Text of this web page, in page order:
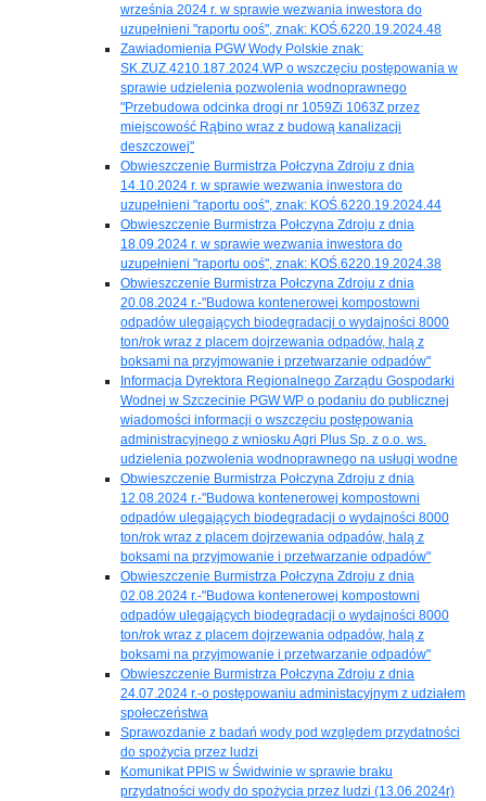
września 2024 r. w sprawie wezwania inwestora do
uzupełnieni "raportu ooś", znak: KOŚ.6220.19.2024.48
Zawiadomienia PGW Wody Polskie znak:
SK.ZUZ.4210.187.2024.WP o wszczęciu postępowania w
sprawie udzielenia pozwolenia wodnoprawnego
"Przebudowa odcinka drogi nr 1059Zi 1063Z przez
miejscowość Rąbino wraz z budową kanalizacji
deszczowej"
Obwieszczenie Burmistrza Połczyna Zdroju z dnia
14.10.2024 r. w sprawie wezwania inwestora do
uzupełnieni "raportu ooś", znak: KOŚ.6220.19.2024.44
Obwieszczenie Burmistrza Połczyna Zdroju z dnia
18.09.2024 r. w sprawie wezwania inwestora do
uzupełnieni "raportu ooś", znak: KOŚ.6220.19.2024.38
Obwieszczenie Burmistrza Połczyna Zdroju z dnia
20.08.2024 r.-"Budowa kontenerowej kompostowni
odpadów ulegających biodegradacji o wydajności 8000
ton/rok wraz z placem dojrzewania odpadów, halą z
boksami na przyjmowanie i przetwarzanie odpadów"
Informacja Dyrektora Regionalnego Zarządu Gospodarki
Wodnej w Szczecinie PGW WP o podaniu do publicznej
wiadomości informacji o wszczęciu postępowania
administracyjnego z wniosku Agri Plus Sp. z o.o. ws.
udzielenia pozwolenia wodnoprawnego na usługi wodne
Obwieszczenie Burmistrza Połczyna Zdroju z dnia
12.08.2024 r.-"Budowa kontenerowej kompostowni
odpadów ulegających biodegradacji o wydajności 8000
ton/rok wraz z placem dojrzewania odpadów, halą z
boksami na przyjmowanie i przetwarzanie odpadów"
Obwieszczenie Burmistrza Połczyna Zdroju z dnia
02.08.2024 r.-"Budowa kontenerowej kompostowni
odpadów ulegających biodegradacji o wydajności 8000
ton/rok wraz z placem dojrzewania odpadów, halą z
boksami na przyjmowanie i przetwarzanie odpadów"
Obwieszczenie Burmistrza Połczyna Zdroju z dnia
24.07.2024 r.-o postępowaniu administacyjnym z udziałem
społeczeństwa
Sprawozdanie z badań wody pod względem przydatności
do spożycia przez ludzi
Komunikat PPIS w Świdwinie w sprawie braku
przydatności wody do spożycia przez ludzi (13.06.2024r)